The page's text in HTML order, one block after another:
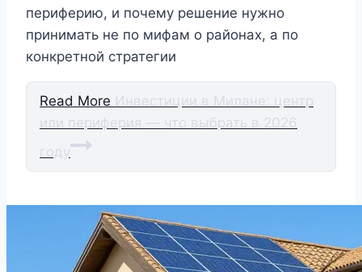
периферию, и почему решение нужно
принимать не по мифам о районах, а по
конкретной стратегии
Read More Инвестиции в Милане: центр
или периферия — что выбрать в 2026
году